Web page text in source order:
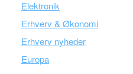
Elektronik
Erhverv & Økonomi
Erhverv nyheder
Europa